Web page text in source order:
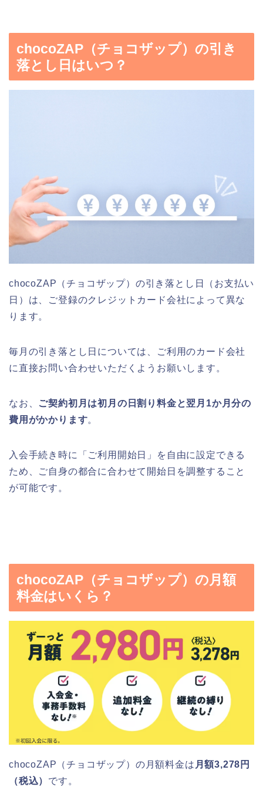
chocoZAP（チョコザップ）の引き
落とし日はいつ？
chocoZAP（チョコザップ）の引き落とし日（お支払い
日）は、ご登録のクレジットカード会社によって異な
ります。
毎月の引き落とし日については、ご利用のカード会社
に直接お問い合わせいただくようお願いします。
なお、 ご契約初月は初月の日割り料金と翌月1か月分の
費用がかかります。
入会手続き時に「ご利用開始日」を自由に設定できる
ため、ご自身の都合に合わせて開始日を調整すること
が可能です。
chocoZAP（チョコザップ）の月額
料金はいくら？
chocoZAP（チョコザップ）の月額料金は 月額3,278円
（税込） です。